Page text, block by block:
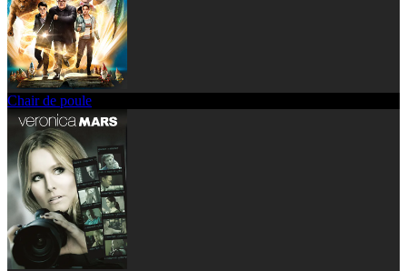
Chair de poule